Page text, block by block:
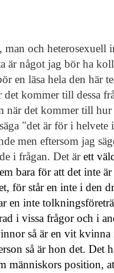
och heterosexuell
är något jag bör ha
en läsa hela den här
kommer till dessa
när det kommer till
"det är för i helvete
men eftersom jag
i frågan. Det ärett
bara för att det inte
för står en inte i den
en inte
i vissa frågor och i
så är en vit
så är hon det. Det
människors position,